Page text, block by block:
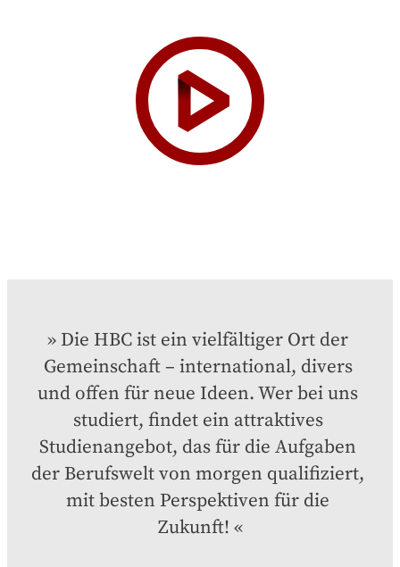
Die HBC ist ein vielfältiger Ort der
Gemeinschaft – international, divers
und offen für neue Ideen. Wer bei uns
studiert, findet ein attraktives
Studienangebot, das für die Aufgaben
der Berufswelt von morgen qualifiziert,
mit besten Perspektiven für die
Zukunft!